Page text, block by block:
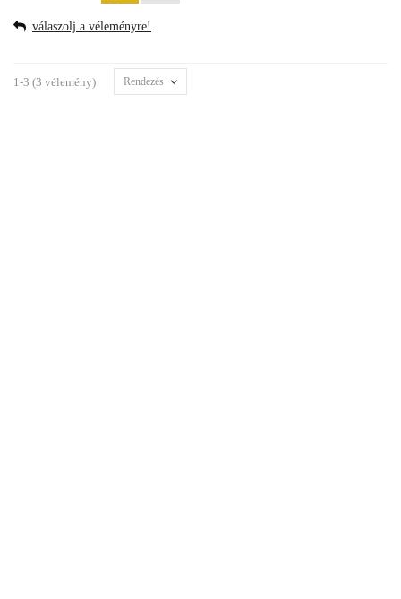
válaszolj a véleményre!
1-3 (3 vélemény) Rendezés